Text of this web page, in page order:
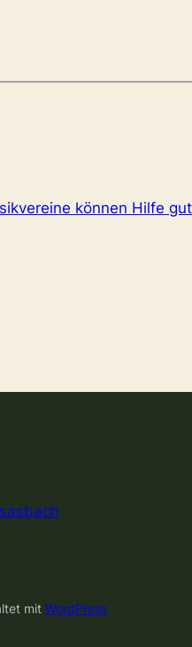
können Hilfe gut
mit WordPress